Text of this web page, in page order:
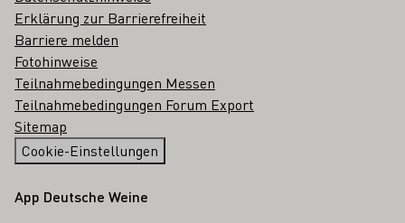
Erklärung zur Barrierefreiheit
Barriere melden
Fotohinweise
Teilnahmebedingungen Messen
Teilnahmebedingungen Forum Export
Sitemap
Cookie-Einstellungen
App Deutsche Weine